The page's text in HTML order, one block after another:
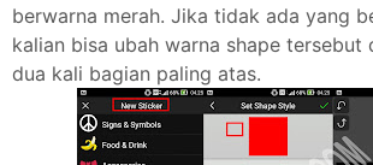
berwarna merah. Jika tidak ada yang
kalian bisa ubah warna shape tersebut
dua kali bagian paling atas.